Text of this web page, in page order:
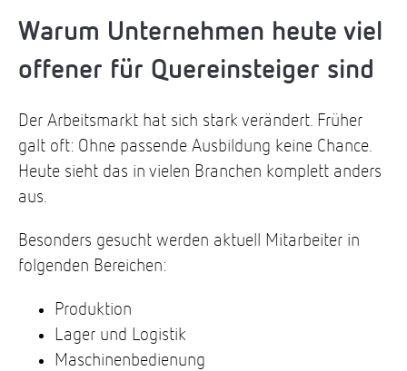
Warum Unternehmen heute viel
offener für Quereinsteiger sind
Der Arbeitsmarkt hat sich stark verändert. Früher
galt oft: Ohne passende Ausbildung keine Chance.
Heute sieht das in vielen Branchen komplett anders
aus.
Besonders gesucht werden aktuell Mitarbeiter in
folgenden Bereichen:
Produktion
Lager und Logistik
Maschinenbedienung